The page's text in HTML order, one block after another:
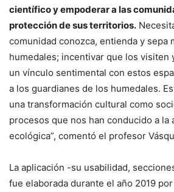
científico y empoderar a las
protección de sus territorios.
comunidad conozca, entienda y sepa
humedales; incentivar que los visiten
un vínculo sentimental con estos
a los guardianes de los humedales.
una transformación cultural como
procesos que nos han conducido a la
ecológica”, comentó el profesor
La aplicación -su usabilidad,
fue elaborada durante el año 2019